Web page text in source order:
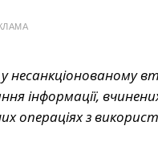
у
інформації,
операціях з